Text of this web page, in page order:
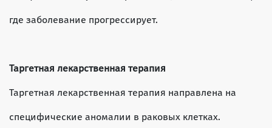
где заболевание прогрессирует.
Таргетная лекарственная терапия
Таргетная лекарственная терапия направлена на
специфические аномалии в раковых клетках.